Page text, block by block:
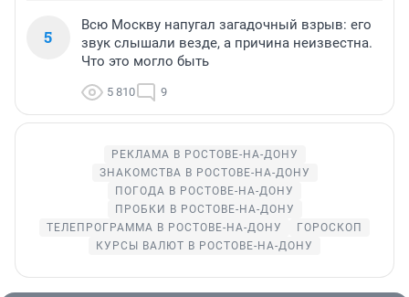
5
Всю Москву напугал загадочный взрыв: его
звук слышали везде, а причина неизвестна.
Что это могло быть
5 810 9
РЕКЛАМА В РОСТОВЕ-НА-ДОНУ
ЗНАКОМСТВА В РОСТОВЕ-НА-ДОНУ
ПОГОДА В РОСТОВЕ-НА-ДОНУ
ПРОБКИ В РОСТОВЕ-НА-ДОНУ
ТЕЛЕПРОГРАММА В РОСТОВЕ-НА-ДОНУ
ГОРОСКОП
КУРСЫ ВАЛЮТ В РОСТОВЕ-НА-ДОНУ